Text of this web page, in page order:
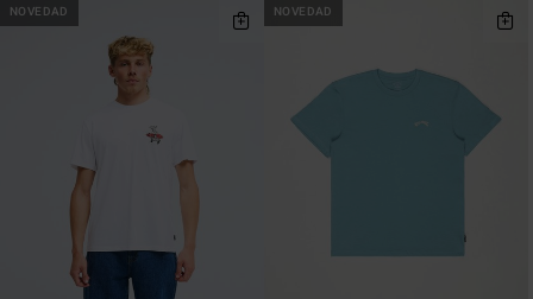
NOVEDAD NOVEDAD